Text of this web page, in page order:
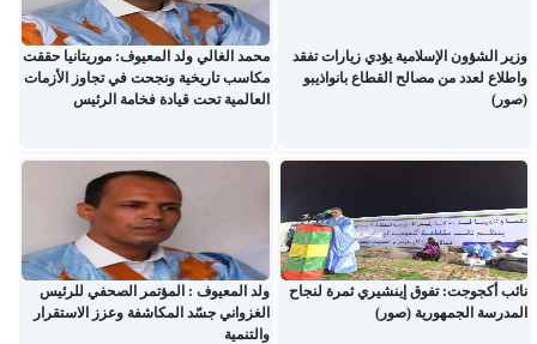
وزير الشؤون الإسلامية يؤدي زيارات تفقد
واطلاع لعدد من مصالح القطاع بانواذيبو
(صور)
محمد الغالي ولد المعيوف: موريتانيا حققت
مكاسب تاريخية ونجحت في تجاوز الأزمات
العالمية تحت قيادة فخامة الرئيس
نائب أكجوجت: تفوق إينشيري ثمرة لنجاح
المدرسة الجمهورية (صور)
ولد المعيوف : المؤتمر الصحفي للرئيس
الغزواني جسّد المكاشفة وعزز الاستقرار
والتنمية